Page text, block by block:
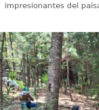
impresionantes del